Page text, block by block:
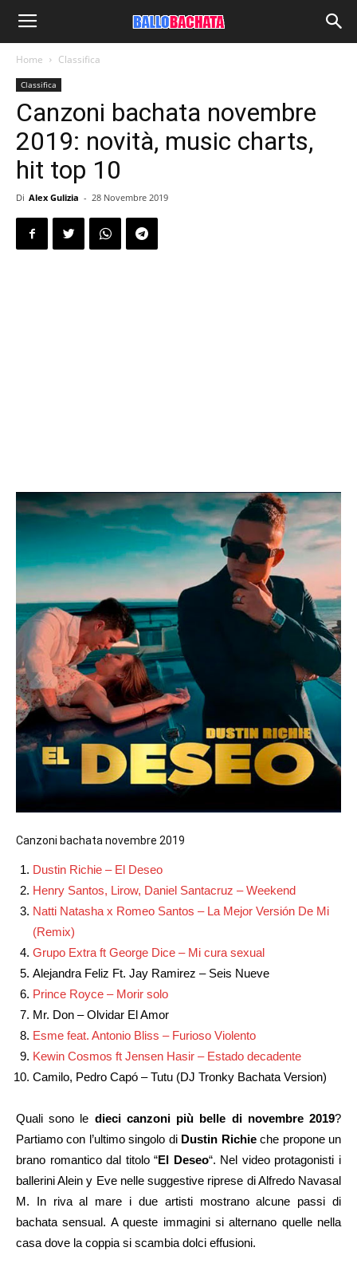
Home Classifica
Classifica
Canzoni bachata novembre
2019: novità, music charts,
hit top 10
Di Alex Gulizia - 28 Novembre 2019
Canzoni bachata novembre 2019
Dustin Richie – El Deseo
Henry Santos, Lirow, Daniel Santacruz – Weekend
Natti Natasha x Romeo Santos – La Mejor Versión De Mi
(Remix)
Grupo Extra ft George Dice – Mi cura sexual
Alejandra Feliz Ft. Jay Ramirez – Seis Nueve
Prince Royce – Morir solo
Mr. Don – Olvidar El Amor
Esme feat. Antonio Bliss – Furioso Violento
Kewin Cosmos ft Jensen Hasir – Estado decadente
Camilo, Pedro Capó – Tutu (DJ Tronky Bachata Version)
Quali sono le dieci canzoni più belle di novembre 2019?
Partiamo con l’ultimo singolo di Dustin Richieche propone un
brano romantico dal titolo “El Deseo“. Nel video protagonisti i
ballerini Alein y Eve nelle suggestive riprese di Alfredo Navasal
M. In riva al mare i due artisti mostrano alcune passi di
bachata sensual. A queste immagini si alternano quelle nella
casa dove la coppia si scambia dolci effusioni.